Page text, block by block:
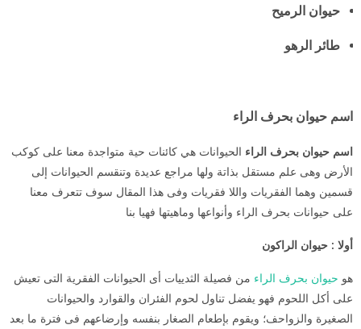
حيوان الرميح
طائر الرهو
اسم حيوان بحرف الراء
اسم حيوان بحرف الراء الحيوانات هي كائنات حية متواجدة معنا على كوكب
الأرض وهى علم مستقل بذاتة ولها مراجع عديدة وتنقسم الحيوانات إلى
قسمين وهما الفقريات واللا فقريات وفى هذا المقال سوف تتعرف معنا
على حيوانات بحرف الراء وأنواعها وماهيتها فهيا بنا
أولا : حيوان الراكون
هو حيوان بحرف الراء من فصيلة الثدييات أى الحيوانات الفقرية التى تعيش
على أكل اللحوم فهو يفضل تناول لحوم الفئران والقوارد والحيوانات
الصغيرة والزواحف؛ ويقوم بإطعام الصغار بنفسه وإرضاعهم فى فترة ما بعد